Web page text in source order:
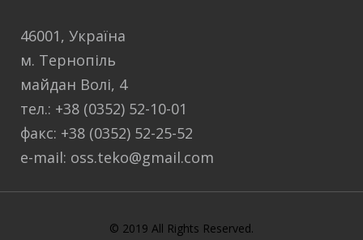
46001, Україна
м. Тернопіль
майдан Волі, 4
тел.: +38 (0352) 52-10-01
факс: +38 (0352) 52-25-52
e-mail: oss.teko@gmail.com
© 2019 All Rights Reserved.